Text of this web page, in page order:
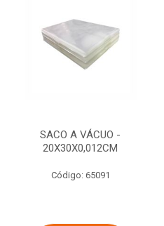
SACO A VÁCUO -
20X30X0,012CM
Código: 65091